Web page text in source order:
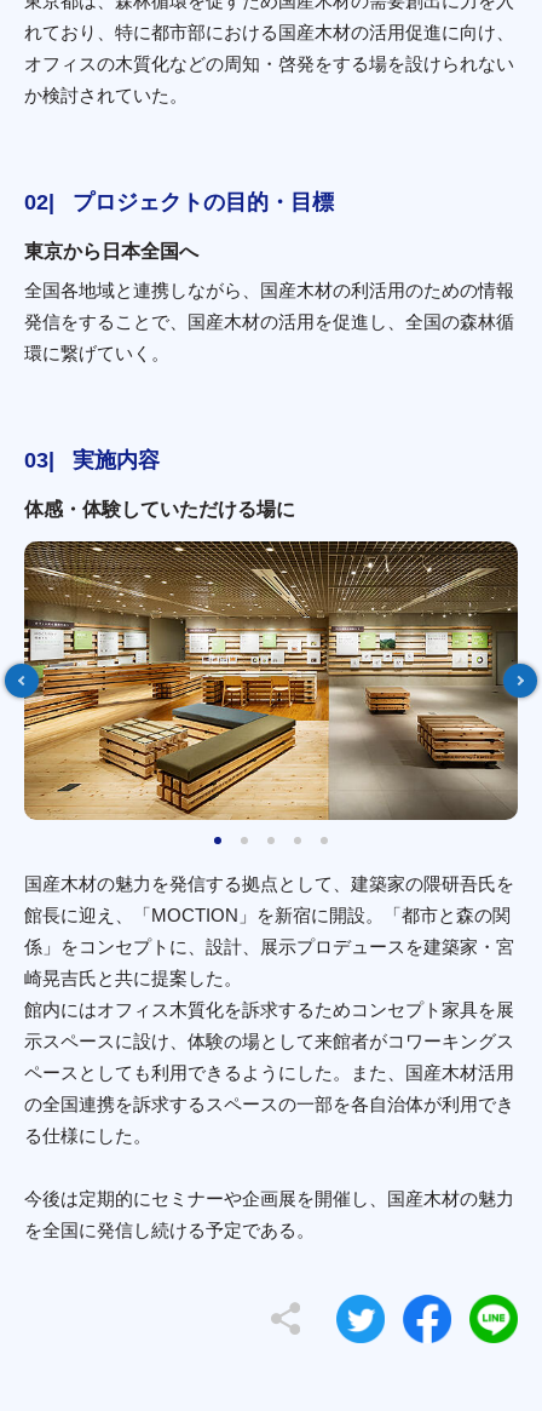
れており、特に都市部における国産木材の活用促進に向け、
オフィスの木質化などの周知・啓発をする場を設けられない
か検討されていた。
プロジェクトの目的・目標
東京から日本全国へ
全国各地域と連携しながら、国産木材の利活用のための情報
発信をすることで、国産木材の活用を促進し、全国の森林循
環に繋げていく。
実施内容
体感・体験していただける場に
国産木材の魅力を発信する拠点として、建築家の隈研吾氏を
館長に迎え、「MOCTION」を新宿に開設。「都市と森の関
係」をコンセプトに、設計、展示プロデュースを建築家・宮
崎晃吉氏と共に提案した。
館内にはオフィス木質化を訴求するためコンセプト家具を展
示スペースに設け、体験の場として来館者がコワーキングス
ペースとしても利用できるようにした。また、国産木材活用
の全国連携を訴求するスペースの一部を各自治体が利用でき
る仕様にした。
今後は定期的にセミナーや企画展を開催し、国産木材の魅力
を全国に発信し続ける予定である。